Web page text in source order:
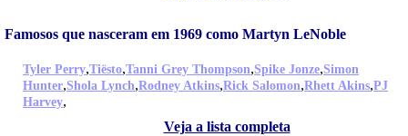
Famosos que nasceram em 1969 como Martyn LeNoble
Tyler Perry,Tiësto,Tanni Grey Thompson,Spike Jonze,Simon
Hunter,Shola Lynch,Rodney Atkins,Rick Salomon,Rhett Akins,PJ
Harvey,
Veja a lista completa